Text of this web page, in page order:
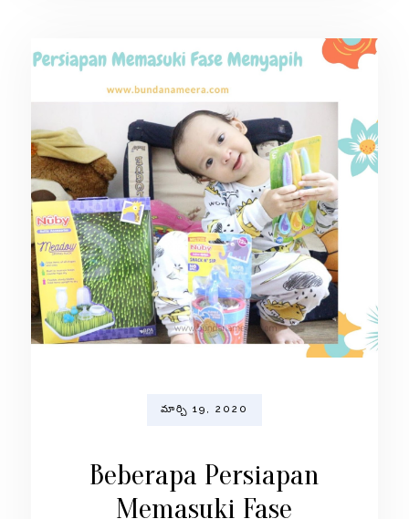
మార్చి 19, 2020
Beberapa Persiapan
Memasuki Fase